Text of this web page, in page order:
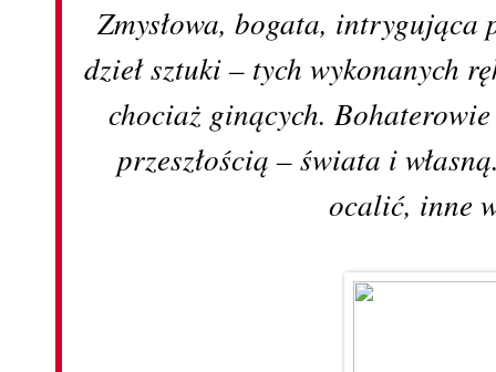
Zmysłowa, bogata, intrygująca
dzieł sztuki – tych wykonanych
chociaż ginących.
przeszłością – świata i
ocalić, inne